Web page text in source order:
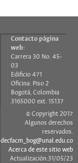
Contacto página
web:
Carrera 30 No. 45-
03
Edificio 471
Oficina: Piso 2
Bogotá, Colombia
3165000 ext. 15137
© Copyright 2017
Algunos derechos
reservados.
decfacm_bog@unal.edu.co
Acerca de este sitio web
Actualización:31/05/23